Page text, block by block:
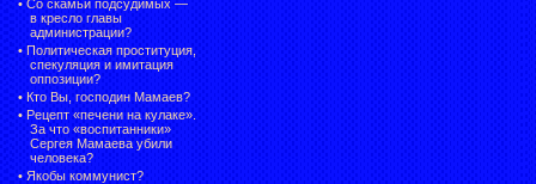
• Со скамьи подсудимых —
в кресло главы
администрации?
• Политическая проституция,
спекуляция и имитация
оппозиции?
• Кто Вы, господин Мамаев?
• Рецепт «печени на кулаке».
За что «воспитанники»
Сергея Мамаева убили
человека?
• Якобы коммунист?